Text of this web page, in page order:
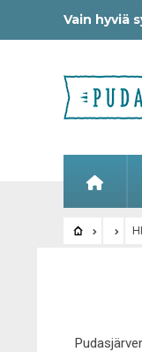
Vain hyviä